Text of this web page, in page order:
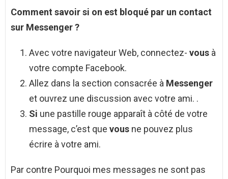
Comment savoir si on est bloqué par un contact
sur Messenger?
Avec votre navigateur Web, connectez- vous à
votre compte Facebook.
Allez dans la section consacrée à Messenger
et ouvrez une discussion avec votre ami. .
Si une pastille rouge apparaît à côté de votre
message, c’est que vous ne pouvez plus
écrire à votre ami.
Par contre Pourquoi mes messages ne sont pas